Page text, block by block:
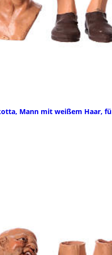
Mann mit weißem Haar,